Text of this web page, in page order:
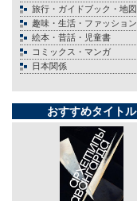
旅行・ガイドブック・地図
趣味・生活・ファッション
絵本・昔話・児童書
コミックス・マンガ
日本関係
おすすめタイトル